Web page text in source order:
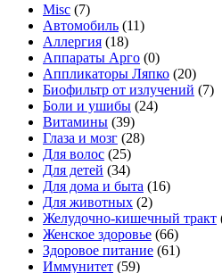
Misc (7)
Автомобиль (11)
Аллергия (18)
Аппараты Арго (0)
Аппликаторы Ляпко (20)
Биофильтр от излучений (7)
Боли и ушибы (24)
Витамины (39)
Глаза и мозг (28)
Для волос (25)
Для детей (34)
Для дома и быта (16)
Для животных (2)
Желудочно-кишечный тракт
Женское здоровье (66)
Здоровое питание (61)
Иммунитет (59)